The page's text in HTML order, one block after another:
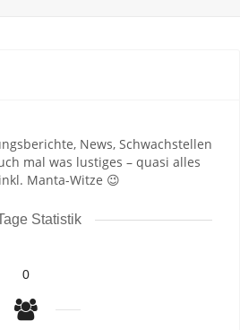
News, Schwachstellen
mal was lustiges – quasi alles
Manta-Witze 😉
Statistik
0